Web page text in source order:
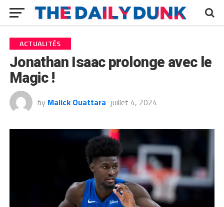
ACTUALITÉS
Jonathan Isaac prolonge avec le
Magic !
by Malick Ouattara juillet 4, 2024